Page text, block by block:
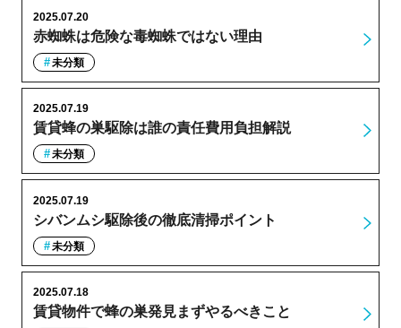
赤蜘蛛は危険な毒蜘蛛ではない理由
2025.07.20
未分類
賃貸蜂の巣駆除は誰の責任費用負担解説
2025.07.19
未分類
シバンムシ駆除後の徹底清掃ポイント
2025.07.19
未分類
賃貸物件で蜂の巣発見まずやるべきこと
2025.07.18